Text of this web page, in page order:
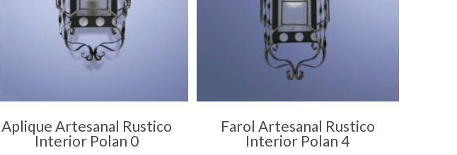
Aplique Artesanal Rustico
Interior Polan 0
Farol Artesanal Rustico
Interior Polan 4